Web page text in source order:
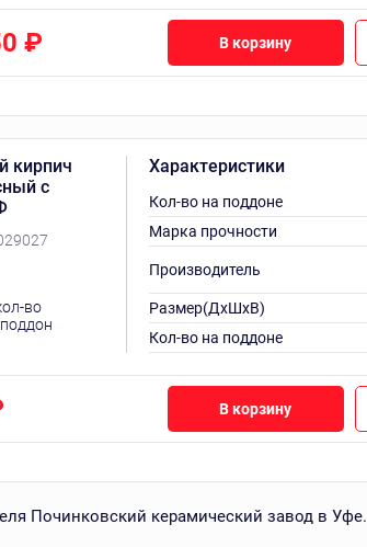
₽ В корзину
кирпич
с
во
Характеристики
Кол-во на поддоне
Марка прочности
Производитель
Размер(ДхШхВ)
Кол-во на поддоне
В корзину
Починковский керамический завод в Уфе.